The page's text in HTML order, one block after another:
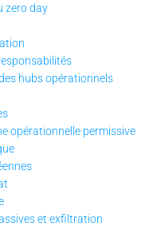
zero day
hubs opérationnels
opérationnelle permissive
et exfiltration